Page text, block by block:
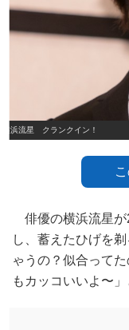
横浜流星 クランクイン！
俳優の横浜流星が
し、蓄えたひげを
ゃうの？似合って
もカッコいいよ〜